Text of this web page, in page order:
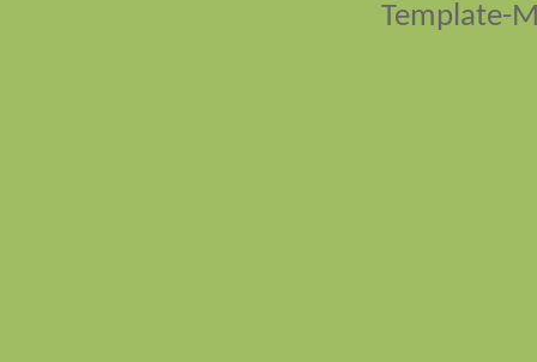
Template-